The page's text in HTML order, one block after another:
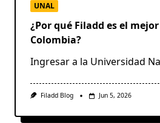
UNAL
¿Por qué Filadd es el
Colombia?
Ingresar a la Universidad
Filadd Blog Jun 5, 2026